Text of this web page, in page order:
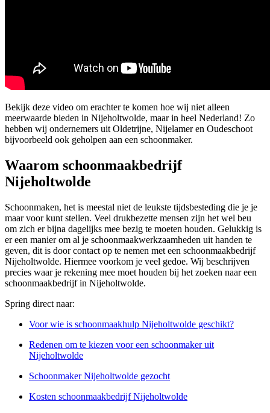
Bekijk deze video om erachter te komen hoe wij niet alleen
meerwaarde bieden in Nijeholtwolde, maar in heel Nederland! Zo
hebben wij ondernemers uit Oldetrijne, Nijelamer en Oudeschoot
bijvoorbeeld ook geholpen aan een schoonmaker.
Waarom schoonmaakbedrijf
Nijeholtwolde
Schoonmaken, het is meestal niet de leukste tijdsbesteding die je je
maar voor kunt stellen. Veel drukbezette mensen zijn het wel beu
om zich er bijna dagelijks mee bezig te moeten houden. Gelukkig is
er een manier om al je schoonmaakwerkzaamheden uit handen te
geven, dit is door contact op te nemen met een schoonmaakbedrijf
Nijeholtwolde. Hiermee voorkom je veel gedoe. Wij beschrijven
precies waar je rekening mee moet houden bij het zoeken naar een
schoonmaakbedrijf in Nijeholtwolde.
Spring direct naar:
Voor wie is schoonmaakhulp Nijeholtwolde geschikt?
Redenen om te kiezen voor een schoonmaker uit
Nijeholtwolde
Schoonmaker Nijeholtwolde gezocht
Kosten schoonmaakbedrijf Nijeholtwolde